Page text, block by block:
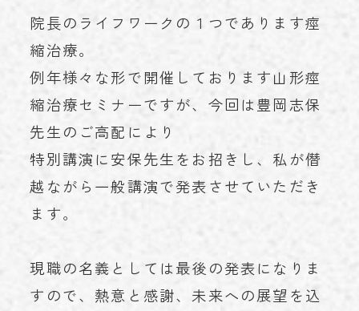
プライバシーポリシー
© 2023 miroku.
院長のライフワークの１つであります痙
縮治療。
例年様々な形で開催しております山形痙
縮治療セミナーですが、今回は豊岡志保
先生のご高配により
特別講演に安保先生をお招きし、私が僭
越ながら一般講演で発表させていただき
ます。
現職の名義としては最後の発表になりま
すので、熱意と感謝、未来への展望を込